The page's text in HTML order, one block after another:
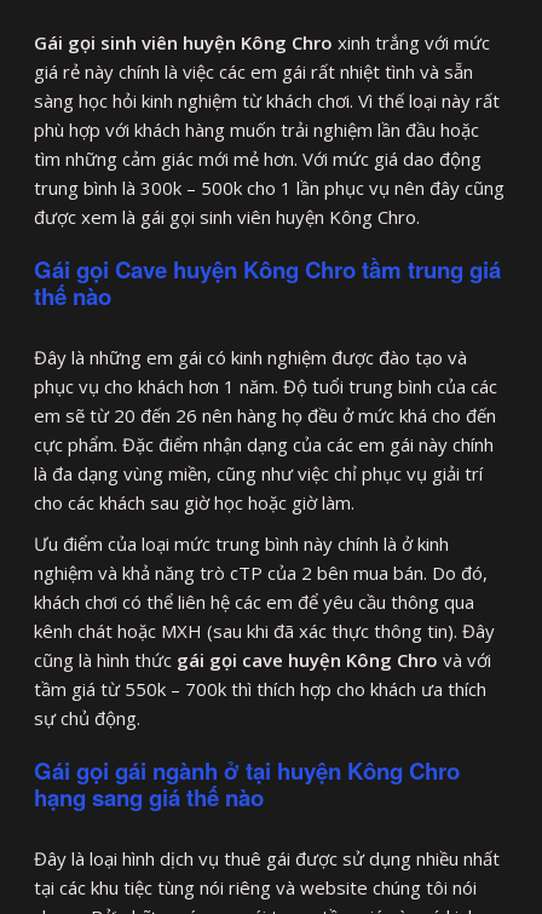
Gái gọi sinh viên huyện Kông Chro xinh trắng với mức
giá rẻ này chính là việc các em gái rất nhiệt tình và sẵn
sàng học hỏi kinh nghiệm từ khách chơi. Vì thế loại này rất
phù hợp với khách hàng muốn trải nghiệm lần đầu hoặc
tìm những cảm giác mới mẻ hơn. Với mức giá dao động
trung bình là 300k – 500k cho 1 lần phục vụ nên đây cũng
được xem là gái gọi sinh viên huyện Kông Chro.
Gái gọi Cave huyện Kông Chro tầm trung giá
thế nào
Đây là những em gái có kinh nghiệm được đào tạo và
phục vụ cho khách hơn 1 năm. Độ tuổi trung bình của các
em sẽ từ 20 đến 26 nên hàng họ đều ở mức khá cho đến
cực phẩm. Đặc điểm nhận dạng của các em gái này chính
là đa dạng vùng miền, cũng như việc chỉ phục vụ giải trí
cho các khách sau giờ học hoặc giờ làm.
Ưu điểm của loại mức trung bình này chính là ở kinh
nghiệm và khả năng trò cTP của 2 bên mua bán. Do đó,
khách chơi có thể liên hệ các em để yêu cầu thông qua
kênh chát hoặc MXH (sau khi đã xác thực thông tin). Đây
cũng là hình thức gái gọi cave huyện Kông Chro và với
tầm giá từ 550k – 700k thì thích hợp cho khách ưa thích
sự chủ động.
Gái gọi gái ngành ở tại huyện Kông Chro
hạng sang giá thế nào
Đây là loại hình dịch vụ thuê gái được sử dụng nhiều nhất
tại các khu tiệc tùng nói riêng và website chúng tôi nói